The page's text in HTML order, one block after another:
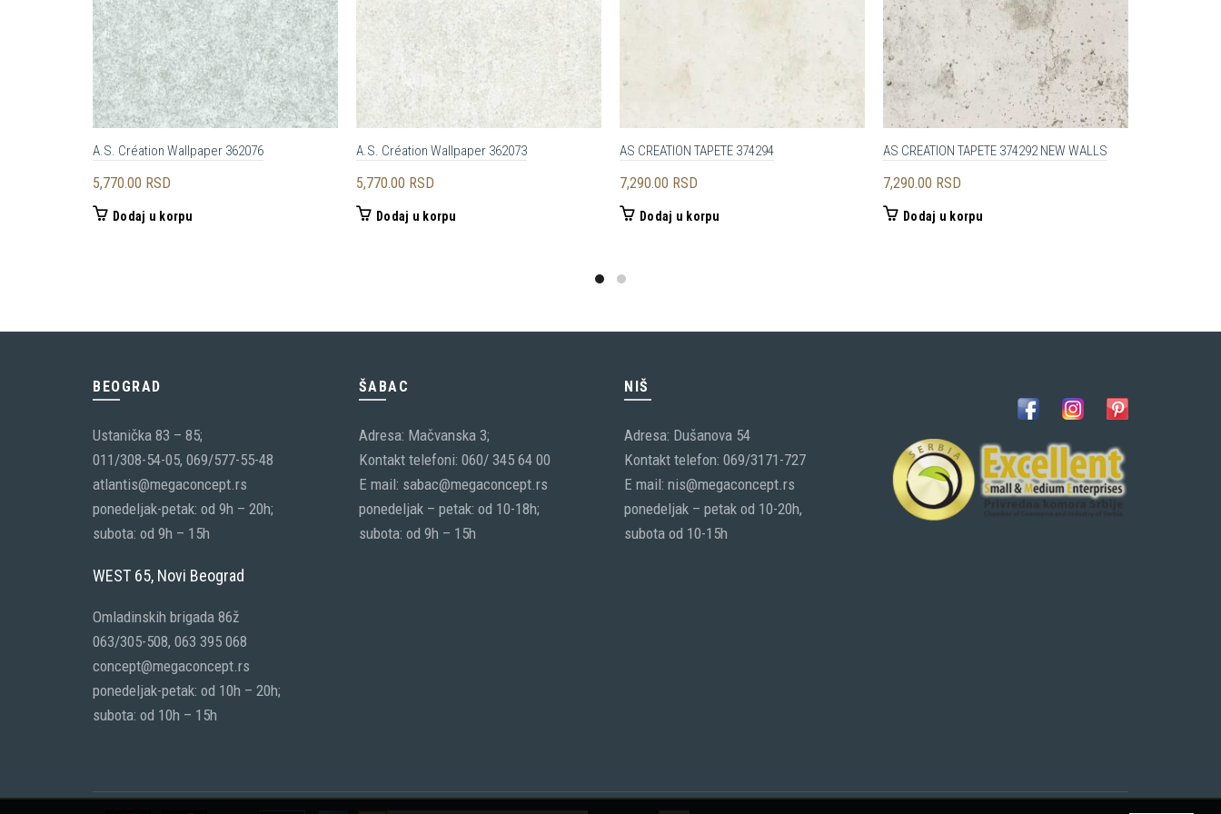
A.S. Création Wallpaper 362076
5,770.00 RSD
Dodaj u korpu
A.S. Création Wallpaper 362073
5,770.00 RSD
Dodaj u korpu
AS CREATION TAPETE 374294
7,290.00 RSD
Dodaj u korpu
AS CREATION TAPETE 374292 NEW WALLS
7,290.00 RSD
Dodaj u korpu
BEOGRAD
Ustanička 83 – 85;
011/308-54-05, 069/577-55-48
atlantis@megaconcept.rs
ponedeljak-petak: od 9h – 20h;
subota: od 9h – 15h
WEST 65, Novi Beograd
Omladinskih brigada 86ž
063/305-508, 063 395 068
concept@megaconcept.rs
ponedeljak-petak: od 10h – 20h;
subota: od 10h – 15h
ŠABAC
Adresa: Mačvanska 3;
Kontakt telefoni: 060/ 345 64 00
E mail: sabac@megaconcept.rs
ponedeljak – petak: od 10-18h;
subota: od 9h – 15h
NIŠ
Adresa: Dušanova 54
Kontakt telefon: 069/3171-727
E mail: nis@megaconcept.rs
ponedeljak – petak od 10-20h,
subota od 10-15h